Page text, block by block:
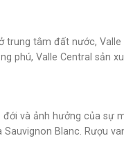
trung tâm đất nước,
phú, Valle Central sản
đới và ảnh hưởng của sự
Blanc. Rượu